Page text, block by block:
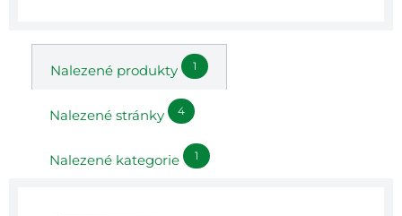
Nalezené produkty 1
Nalezené stránky 4
Nalezené kategorie 1